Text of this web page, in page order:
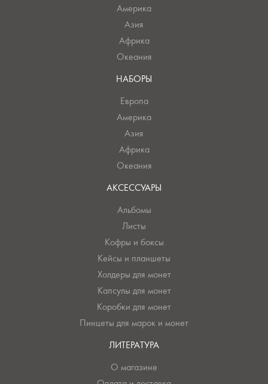
Америка
Азия
Африка
Океания
НАБОРЫ
Европа
Америка
Азия
Африка
Океания
АКСЕССУАРЫ
Альбомы
Листы
Кофры и боксы
Кейсы и планшеты
Холдеры для монет
Капсулы для монет
Коробки для монет
Пинцеты для марок и монет
ЛИТЕРАТУРА
О магазине